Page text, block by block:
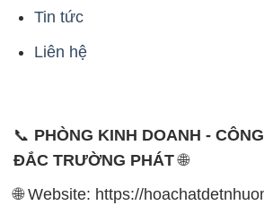
Tin tức
Liên hệ
📞 PHÒNG KINH DOANH -
ĐẮC TRƯỜNG PHÁT🌐
🌐 Website: https://